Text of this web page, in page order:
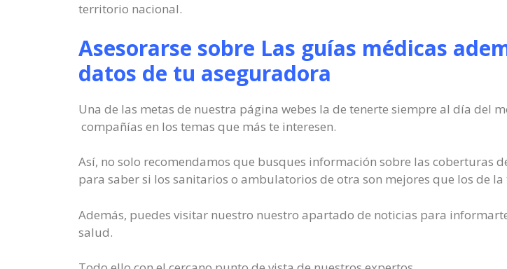
territorio nacional.
Asesorarse sobre Las guías médicas
datos de tu aseguradora
Una de las metas de nuestra página webes la de tenerte siempre al día del
compañías en los temas que más te interesen.
Así, no solo recomendamos que busques información sobre las coberturas
para saber si los sanitarios o ambulatorios de otra son mejores que los de la
Además, puedes visitar nuestro nuestro apartado de noticias para
salud.